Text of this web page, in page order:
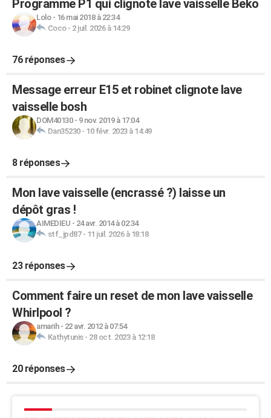
Programme P1 qui clignote lave vaisselle Beko
Lolo- 16 mai 2018 à 22:34
Coco- 2 juil. 2026 à 14:29
76 réponses
Message erreur E15 et robinet clignote lave
vaisselle bosh
DOM40130- 9 nov. 2019 à 17:04
Dan35230- 10 févr. 2023 à 14:49
8 réponses
Mon lave vaisselle (encrassé ?) laisse un
dépôt gras !
AIMEDIEU - 24 avr. 2014 à 02:34
stf_jpd87- 11 juil. 2026 à 18:18
23 réponses
Comment faire un reset de mon lave vaisselle
Whirlpool ?
amarih- 22 avr. 2012 à 07:54
Kathytunis- 28 oct. 2023 à 12:18
20 réponses